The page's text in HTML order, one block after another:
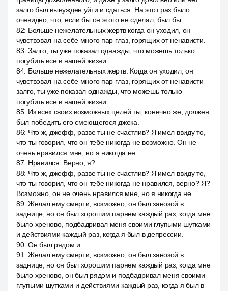
залго был вынужден уйти и сдаться. На этот раз было
очевидно, что, если бы он этого не сделал, был бы
82: Больше нежелательных жертв когда он уходил, он
чувствовал на себе много пар глаз, горящих от ненависти.
83: Залго, ты уже показал однажды, что можешь только
погубить все в нашей жизни.
84: Больше нежелательных жертв. Когда он уходил, он
чувствовал на себе много пар глаз, горящих от ненависти
залго, ты уже показал однажды, что можешь только
погубить все в нашей жизни.
85: Из всех своих возможных целей ты, конечно же, должен
был победить его смеющегося джека.
86: Что ж, джефф, разве ты не счастлив? Я имел ввиду то,
что ты говорил, что он тебе никогда не возможно. Он не
очень нравился мне, но я никогда не.
87: Нравился. Верно, я?
88: Что ж, джефф, разве ты не счастлив? Я имел ввиду то,
что ты говорил, что он тебе никогда не нравился, верно? Я?
Возможно, он не очень нравился мне, но я никогда не.
89: Желал ему смерти, возможно, он был занозой в
заднице, но он был хорошим парнем каждый раз, когда мне
было хреново, подбадривал меня своими глупыми шутками
и действиями каждый раз, когда я был в депрессии.
90: Он был рядом и
91: Желал ему смерти, возможно, он был занозой в
заднице, но он был хорошим парнем каждый раз, когда мне
было хреново, он был рядом и подбадривал меня своими
глупыми шутками и действиями каждый раз, когда я был в